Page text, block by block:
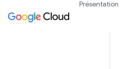
Présentation